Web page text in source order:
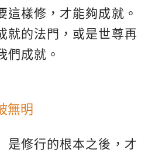
這樣修，才能夠成就。
就的法門，或是世尊再
們成就。
無明
是修行的根本之後，才